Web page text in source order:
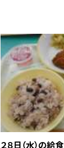
２８日（水）の給食